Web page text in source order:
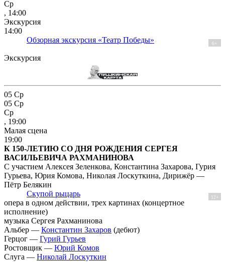
Ср
, 14:00
Экскурсия
14:00
Обзорная экскурсия «Театр Победы»
6+
Экскурсия
05 Ср
05 Ср
Ср
, 19:00
Малая сцена
19:00
К 150-ЛЕТИЮ СО ДНЯ РОЖДЕНИЯ СЕРГЕЯ
ВАСИЛЬЕВИЧА РАХМАНИНОВА
С участием Алексея Зеленкова, Константина Захарова, Гурия
Гурьева, Юрия Комова, Николая Лоскуткина, Дирижёр —
Пётр Белякин
Скупой рыцарь
12+
опера в одном действии, трех картинах (концертное
исполнение)
музыка Сергея Рахманинова
Альбер — Константин Захаров (дебют)
Герцог — Гурий Гурьев
Ростовщик — Юрий Комов
Слуга — Николай Лоскуткин